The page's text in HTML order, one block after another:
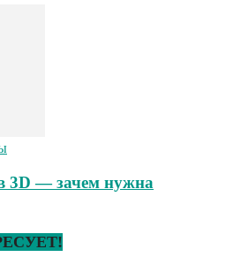
3D — зачем нужна